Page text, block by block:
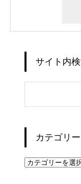
サイト内
カテゴリー
カ
テ